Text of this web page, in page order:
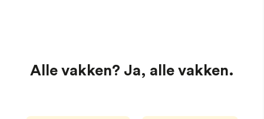
Alle vakken? Ja, alle vakken.